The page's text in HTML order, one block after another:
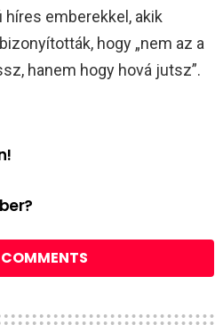
emberekkel, akik
hogy „nem az a
hanem hogy hová jutsz”.